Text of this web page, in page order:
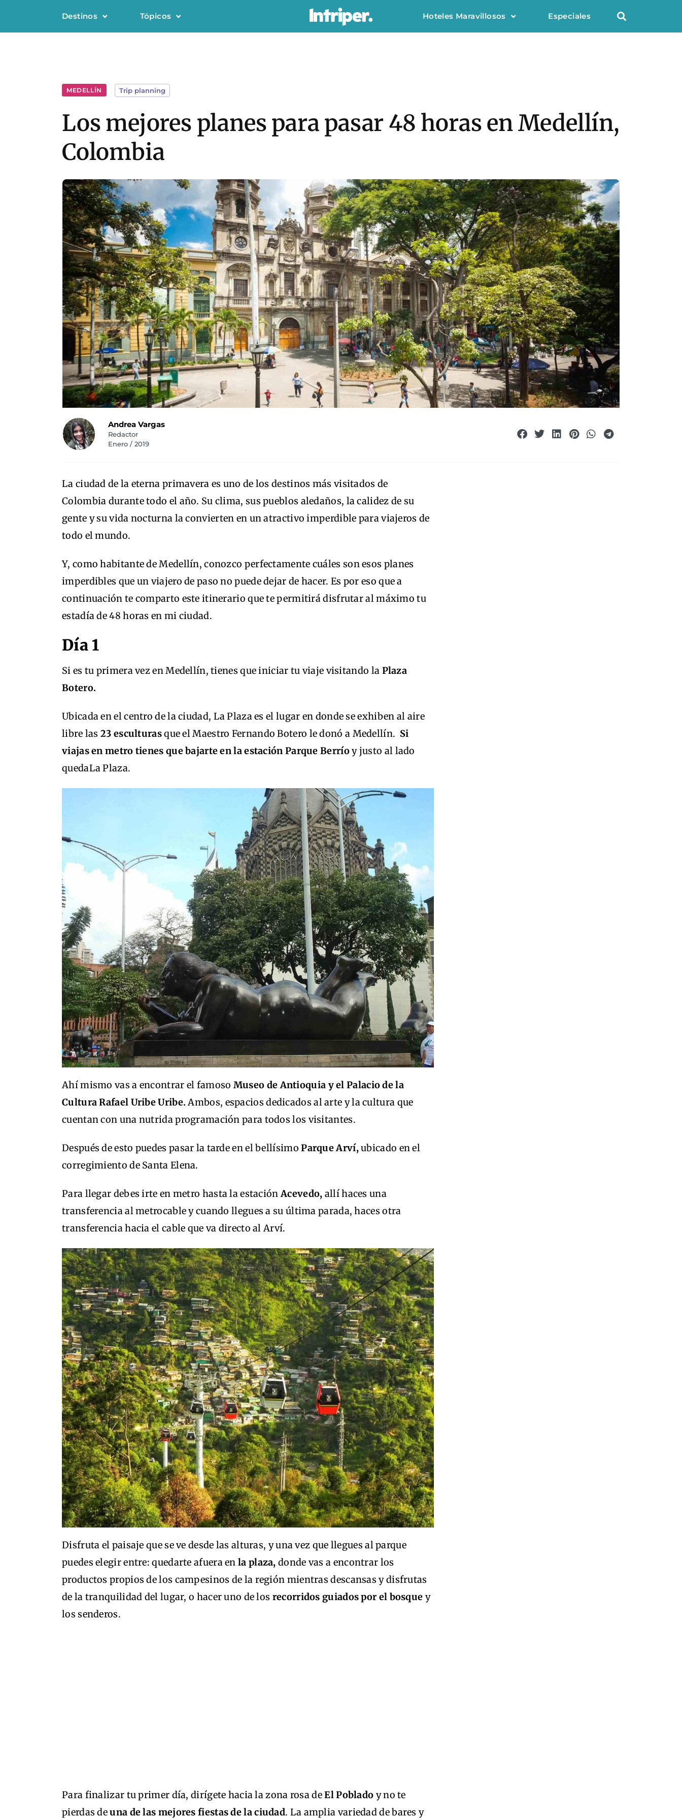
Destinos Tópicos Hoteles Maravillosos Especiales
MEDELLÍN Trip planning
Los mejores planes para pasar 48 horas en Medellín,
Colombia
Andrea Vargas
Redactor
Enero / 2019
La ciudad de la eterna primavera es uno de los destinos más visitados de
Colombia durante todo el año. Su clima, sus pueblos aledaños, la calidez de su
gente y su vida nocturna la convierten en un atractivo imperdible para viajeros de
todo el mundo.
Y, como habitante de Medellín, conozco perfectamente cuáles son esos planes
imperdibles que un viajero de paso no puede dejar de hacer. Es por eso que a
continuación te comparto este itinerario que te permitirá disfrutar al máximo tu
estadía de 48 horas en mi ciudad.
Día 1
Si es tu primera vez en Medellín, tienes que iniciar tu viaje visitando la Plaza
Botero.
Ubicada en el centro de la ciudad, La Plaza es el lugar en donde se exhiben al aire
libre las 23 esculturasque el Maestro Fernando Botero le donó a Medellín. Si
viajas en metro tienes que bajarte en la estación Parque Berríoy justo al lado
quedaLa Plaza.
Ahí mismo vas a encontrar el famoso Museo de Antioquia y el Palacio de la
Cultura Rafael Uribe Uribe.Ambos, espacios dedicados al arte y la cultura que
cuentan con una nutrida programación para todos los visitantes.
Después de esto puedes pasar la tarde en el bellísimoParque Arví,ubicado en el
corregimiento de Santa Elena.
Para llegar debes irte en metro hasta la estaciónAcevedo, allí haces una
transferencia al metrocable y cuando llegues a su última parada, haces otra
transferencia hacia el cable que va directo al Arví.
Disfruta el paisaje que se ve desde las alturas, y una vez que llegues al parque
puedes elegir entre: quedarte afuera en la plaza, donde vas a encontrar los
productos propios de los campesinos de la región mientras descansas y disfrutas
de la tranquilidad del lugar, o hacer uno de los recorridos guiados por el bosque y
los senderos.
Para finalizar tu primer día, dirígete hacia la zona rosa deEl Poblado y no te
pierdas deuna de las mejores fiestas de la ciudad. La amplia variedad de bares y